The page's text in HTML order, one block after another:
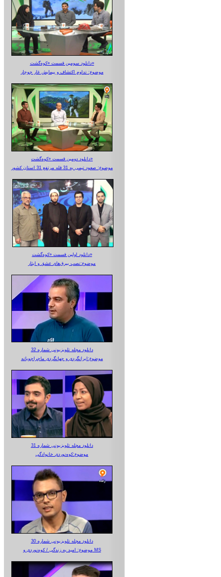
دانلود سومین قسمت «کوه‌گشت»
موضوع: تداوم اکتشاف و پیمایش غار جوجار
دانلود دومین قسمت «کوه‌گشت»
موضوع: صعود تیمی به 31 قله مرتفع 31 استان کشور
دانلود اولین قسمت «کوه‌گشت»
موضوع:نصب بیرق‌های عشق و ایثار
دانلود مجله تلویزیونی شماره 32
موضوع:ایرانگردی و جهانگردی ماجراجویانه
دانلود مجله تلویزیونی شماره 31
موضوع:کوه‌نوردی خانوادگی
دانلود مجله تلویزیونی شماره 30
موضوع: امید به زندگی / کوه‌نوردی و MS